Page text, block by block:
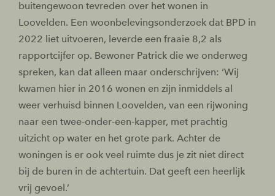
buitengewoon tevreden over het wonen in
Loovelden. Een woonbelevingsonderzoek dat BPD in
2022 liet uitvoeren, leverde een fraaie 8,2 als
rapportcijfer op. Bewoner Patrick die we onderweg
spreken, kan dat alleen maar onderschrijven: ‘Wij
kwamen hier in 2016 wonen en zijn inmiddels al
weer verhuisd binnen Loovelden, van een rijwoning
naar een twee-onder-een-kapper, met prachtig
uitzicht op water en het grote park. Achter de
woningen is er ook veel ruimte dus je zit niet direct
bij de buren in de achtertuin. Dat geeft een heerlijk
vrij gevoel.’